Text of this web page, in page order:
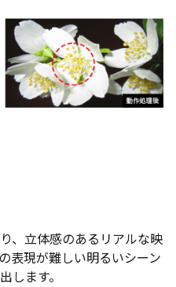
、立体感のあるリアルな映
表現が難しい明るいシーン
します。